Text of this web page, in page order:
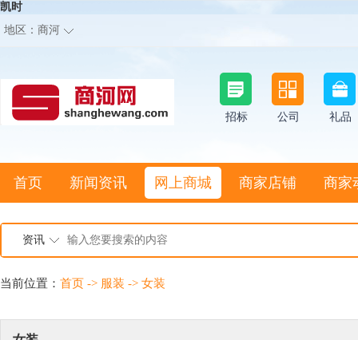
凯时
地区： 商河
招标 公司 礼品
首页 新闻资讯 网上商城 商家店铺 商家
资讯
当前位置： 首页 -> 服装 -> 女装